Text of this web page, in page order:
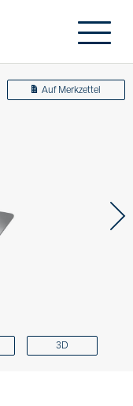
3D
Auf Merkzettel